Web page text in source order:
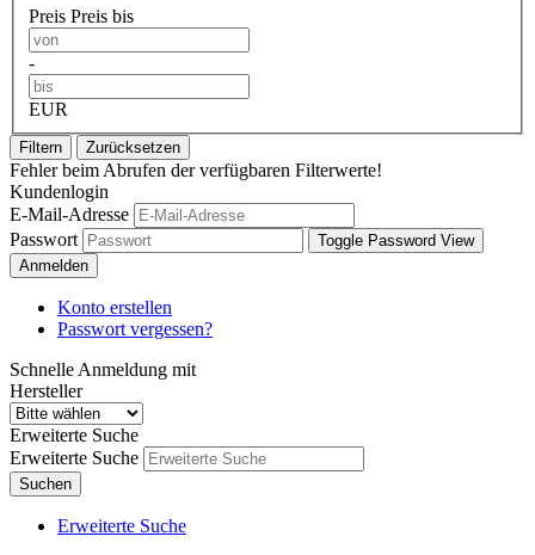
Preis Preis bis
-
EUR
Filtern Zurücksetzen
Fehler beim Abrufen der verfügbaren Filterwerte!
Kundenlogin
E-Mail-Adresse
Passwort
Toggle Password View
Anmelden
Konto erstellen
Passwort vergessen?
Schnelle Anmeldung mit
Hersteller
Erweiterte Suche
Erweiterte Suche
Suchen
Erweiterte Suche